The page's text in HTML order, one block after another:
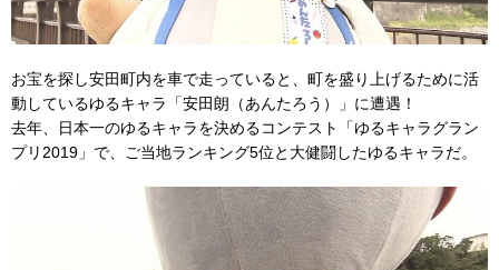
お宝を探し安田町内を車で走っていると、町を盛り上げるために活
動しているゆるキャラ「安田朗（あんたろう）」に遭遇！
去年、日本一のゆるキャラを決めるコンテスト「ゆるキャラグラン
プリ2019」で、ご当地ランキング5位と大健闘したゆるキャラだ。